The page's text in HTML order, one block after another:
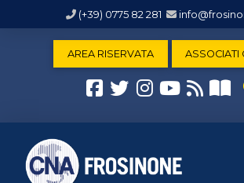
(+39) 0775 82 281
AREA RISERVATA ASSOCIATI